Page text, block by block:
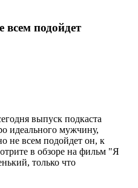
всем подойдет
выпуск подкаста
идеального мужчину,
не всем подойдет он, к
в обзоре на фильм "Я
только что